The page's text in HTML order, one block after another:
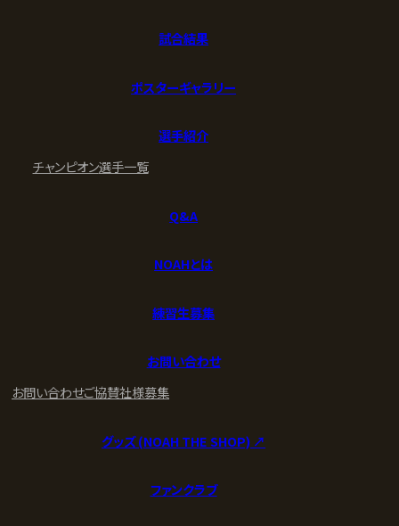
試合結果
ポスターギャラリー
選手紹介
チャンピオン選手一覧
Q&A
NOAHとは
練習生募集
お問い合わせ
お問い合わせご協賛社様募集
グッズ (NOAH THE SHOP) ↗︎
ファンクラブ